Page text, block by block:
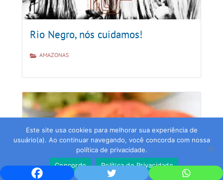
Rio Negro, nós cuidamos!
AMAZONAS
Este site usa cookies para melhorar sua experiência de
usuário(a). Ao continuar navegando, você concorda com nossa
política de privacidade.
Concordo
Política de Privacidade